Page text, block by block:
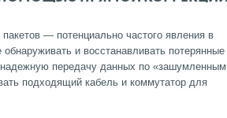
— потенциально частого явления в
и восстанавливать потерянные
передачу данных по
подходящий кабель и коммутатор для